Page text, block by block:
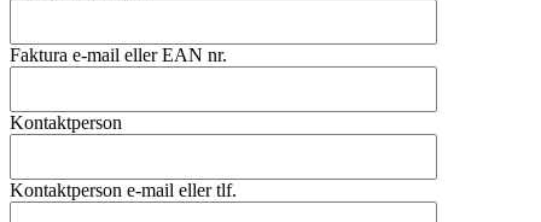
Faktura e-mail eller EAN nr.
Kontaktperson
Kontaktperson e-mail eller tlf.